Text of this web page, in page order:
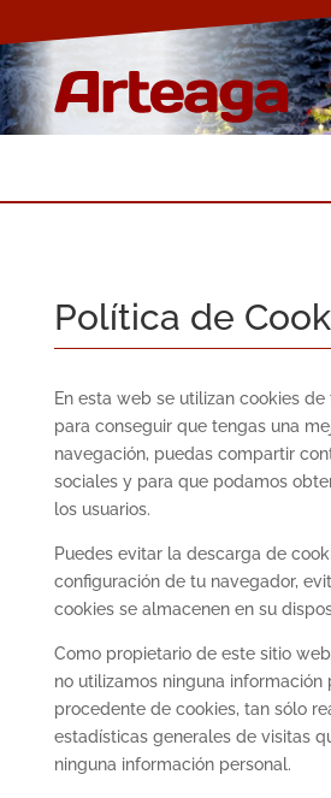
Política de
En esta web se utilizan cookies
para conseguir que tengas una
navegación, puedas compartir
sociales y para que podamos
los usuarios.
Puedes evitar la descarga de
configuración de tu navegador,
cookies se almacenen en su
Como propietario de este sitio
no utilizamos ninguna información
procedente de cookies, tan sólo
estadísticas generales de visitas
ninguna información personal.